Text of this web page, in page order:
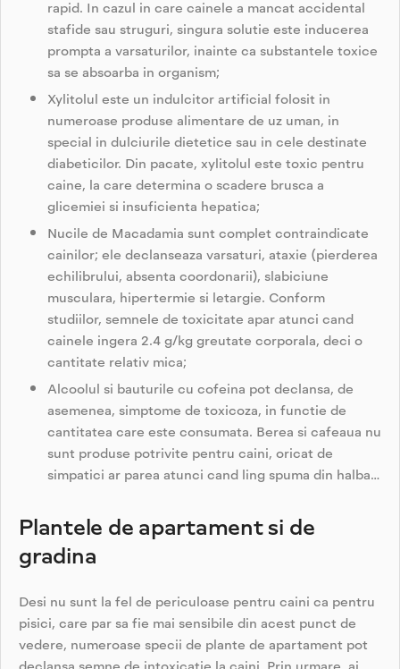
rapid. In cazul in care cainele a mancat accidental
stafide sau struguri, singura solutie este inducerea
prompta a varsaturilor, inainte ca substantele toxice
sa se absoarba in organism;
Xylitolul este un indulcitor artificial folosit in
numeroase produse alimentare de uz uman, in
special in dulciurile dietetice sau in cele destinate
diabeticilor. Din pacate, xylitolul este toxic pentru
caine, la care determina o scadere brusca a
glicemiei si insuficienta hepatica;
Nucile de Macadamia sunt complet contraindicate
cainilor; ele declanseaza varsaturi, ataxie (pierderea
echilibrului, absenta coordonarii), slabiciune
musculara, hipertermie si letargie. Conform
studiilor, semnele de toxicitate apar atunci cand
cainele ingera 2.4 g/kg greutate corporala, deci o
cantitate relativ mica;
Alcoolul si bauturile cu cofeina pot declansa, de
asemenea, simptome de toxicoza, in functie de
cantitatea care este consumata. Berea si cafeaua nu
sunt produse potrivite pentru caini, oricat de
simpatici ar parea atunci cand ling spuma din halba…
Plantele de apartament si de
gradina
Desi nu sunt la fel de periculoase pentru caini ca pentru
pisici, care par sa fie mai sensibile din acest punct de
vedere, numeroase specii de plante de apartament pot